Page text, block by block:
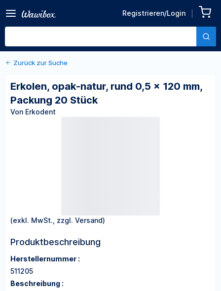
Registrieren/Login
0,5 x 120 mm, Packung 20
Stück
Von Erkodent
Zurück zu den Produktdetails
Zurück zur Suche
Erkolen, opak-natur, rund 0,5 x 120 mm,
Packung 20 Stück
Von Erkodent
(exkl. MwSt., zzgl. Versand)
Produktbeschreibung
Herstellernummer :
511205
Beschreibung :